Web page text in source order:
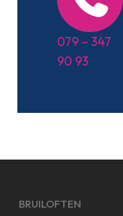
079 – 347
90 93
BRUILOFTEN